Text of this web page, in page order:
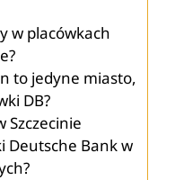
w placówkach
to jedyne miasto,
DB?
Szczecinie
Deutsche Bank w